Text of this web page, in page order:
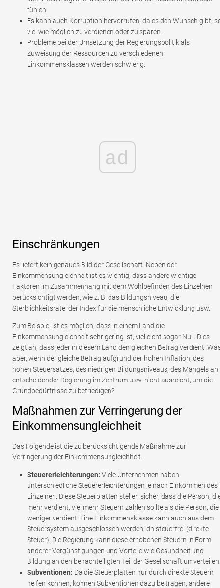
fühlen.
Es kann auch Korruption hervorrufen, da es den Wunsch gibt,
viel wie möglich zu verdienen oder zu sparen.
Probleme bei der Umsetzung der Regierungspolitik als
Zuweisung der Ressourcen zu verschiedenen
Einkommensklassen werden schwierig.
ad
Einschränkungen
Es liefert kein genaues Bild der Gesellschaft: Neben der
Einkommensungleichheit ist es wichtig, dass andere wichtige
Faktoren im Zusammenhang mit dem Wohlbefinden des Einzelnen
berücksichtigt werden, wie z. B. das Bildungsniveau, die
Sterblichkeitsrate, der Index für die menschliche Entwicklung usw.
Zum Beispiel ist es möglich, dass in einem Land die
Einkommensungleichheit sehr gering ist, vielleicht sogar Null. Dies
zeigt an, dass jeder in diesem Land den gleichen Betrag verdient.
aber, wenn der gleiche Betrag aufgrund der hohen Inflation, des
hohen Steuersatzes, des niedrigen Bildungsniveaus, des Mangels an
entscheidender Regierung im Zentrum usw. nicht ausreicht, um die
Grundbedürfnisse zu befriedigen?
Maßnahmen zur Verringerung der
Einkommensungleichheit
Das Folgende ist die zu berücksichtigende Maßnahme zur
Verringerung der Einkommensungleichheit.
Steuererleichterungen: Viele Unternehmen haben
unterschiedliche Steuererleichterungen je nach Einkommen des
Einzelnen. Diese Steuerplatten stellen sicher, dass die Person,
mehr verdient, viel mehr Steuern zahlen sollte als die Person, die
weniger verdient. Eine Einkommensklasse kann auch aus dem
Steuersystem ausgeschlossen werden, dh steuerfrei (direkte
Steuer). Die Regierung kann diese erhobenen Steuern in Form
anderer Vergünstigungen und Vorteile wie Gesundheit und
Bildung an den benachteiligten Teil der Gesellschaft umverteilen
Subventionen: Da die Steuerplatten nur durch direkte Steuern
helfen können, können Subventionen dazu beitragen, andere